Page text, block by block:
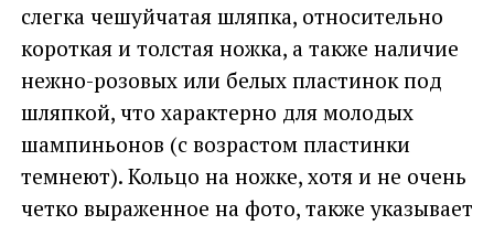
слегка чешуйчатая шляпка, относительно
короткая и толстая ножка, а также наличие
нежно-розовых или белых пластинок под
шляпкой, что характерно для молодых
шампиньонов (с возрастом пластинки
темнеют). Кольцо на ножке, хотя и не очень
четко выраженное на фото, также указывает